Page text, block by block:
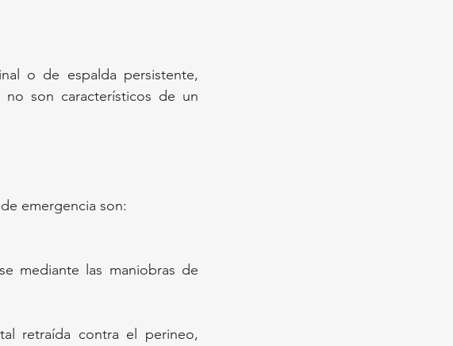
o de espalda persistente,
no son característicos de un
emergencia son:
mediante las maniobras de
retraída contra el perineo,